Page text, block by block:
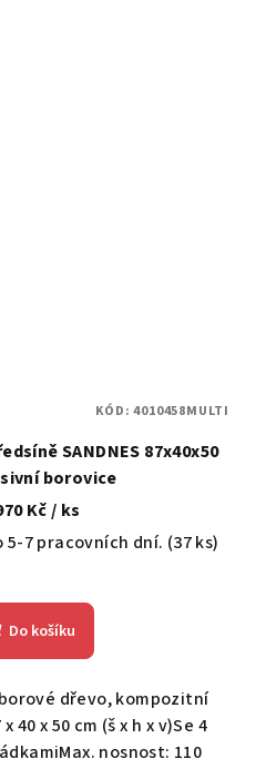
SANDNES 87x40x50
borovice
Kč/ ks
5-7 pracovních dní. (37 ks)
Do košíku
dřevo, kompozitní
40 x 50 cm (š x h x v)Se 4
nosnost: 110
KÓD:4010458MULTI